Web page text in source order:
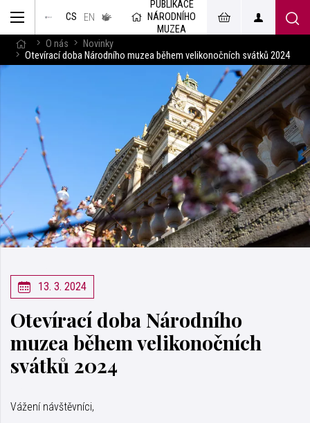
CS EN
v českém
jazyce
PUBLIKACE
NÁRODNÍHO
MUZEA
O nás
Novinky
Otevírací doba Národního muzea během velikonočních svátků 2024
13. 3. 2024
Otevírací doba Národního
muzea během velikonočních
svátků 2024
Vážení návštěvníci,